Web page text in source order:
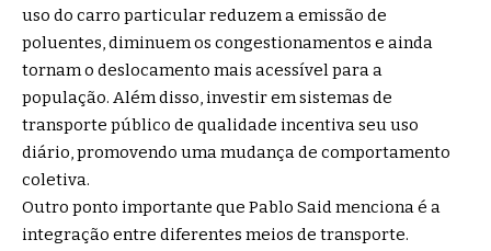
uso do carro particular reduzem a emissão de
poluentes, diminuem os congestionamentos e ainda
tornam o deslocamento mais acessível para a
população. Além disso, investir em sistemas de
transporte público de qualidade incentiva seu uso
diário, promovendo uma mudança de comportamento
coletiva.
Outro ponto importante que Pablo Said menciona é a
integração entre diferentes meios de transporte.